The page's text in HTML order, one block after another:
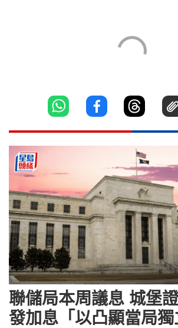
聯儲局本周議息 城堡
發加息「以凸顯當局獨